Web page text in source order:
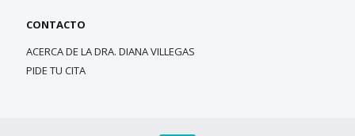
CONTACTO
ACERCA DE LA DRA. DIANA VILLEGAS
PIDE TU CITA